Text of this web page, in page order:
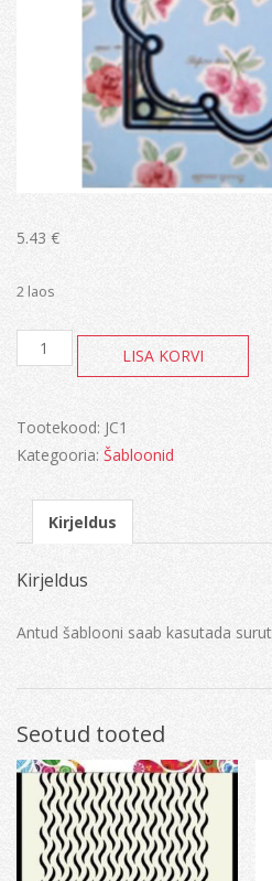
5.43 €
2 laos
Joy!
Square
LISA KORVI
Tootekood: JC1
Kategooria: Šabloonid
Kirjeldus
Kirjeldus
Antud šablooni saab kasutada
Seotud tooted